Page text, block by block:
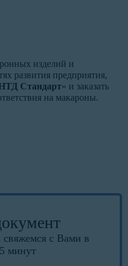
изделий и
развития предприятия,
Стандарт» и заказать
на макароны.
свяжемся с Вами в
минут